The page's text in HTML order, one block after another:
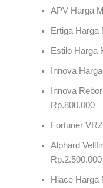
APV Harga
Ertiga Harga
Estilo Harga
Innova
Innova
Rp.800.000
Fortuner
Alphard
Rp.2.500.000
Hiace Harga